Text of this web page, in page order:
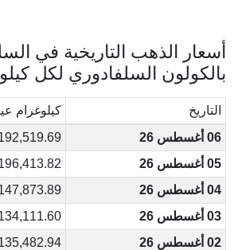
أسعار الذهب التاريخية في
بالكولون السلفادوري لكل
التاريخ
كيلوغرام عيار
06 أغسطس 26
05 أغسطس 26
04 أغسطس 26
03 أغسطس 26
02 أغسطس 26